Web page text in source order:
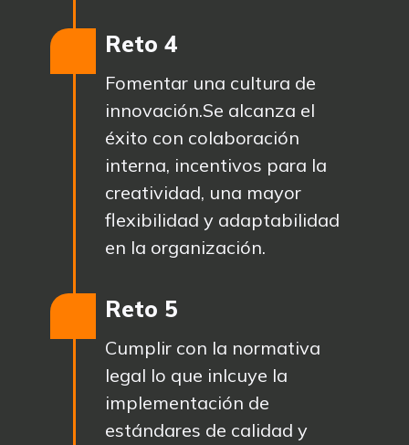
Reto 4
Fomentar una cultura de
innovación.Se alcanza el
éxito con colaboración
interna, incentivos para la
creatividad, una mayor
flexibilidad y adaptabilidad
en la organización.
Reto 5
Cumplir con la normativa
legal lo que inlcuye la
implementación de
estándares de calidad y